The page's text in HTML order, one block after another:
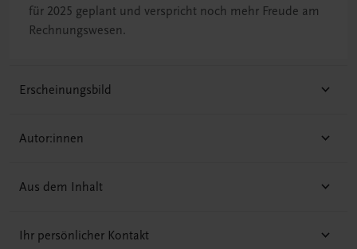
für 2025 geplant und verspricht noch mehr Freude am
Rechnungswesen.
Erscheinungsbild
Autor:innen
Aus dem Inhalt
Ihr persönlicher Kontakt